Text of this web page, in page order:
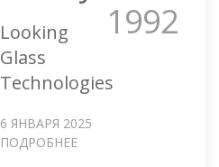
1992
Looking
Glass
Technologies
6 ЯНВАРЯ 2025
ПОДРОБНЕЕ